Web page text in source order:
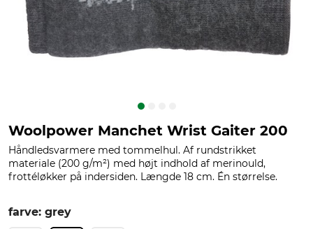
Woolpower Manchet Wrist Gaiter 200
Håndledsvarmere med tommelhul. Af rundstrikket
materiale (200 g/m²) med højt indhold af merinould,
frottéløkker på indersiden. Længde 18 cm. Én størrelse.
farve: grey